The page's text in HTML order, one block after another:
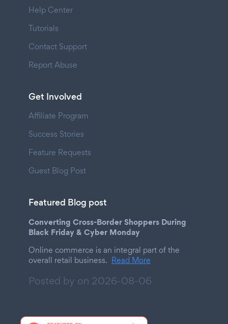
Help Center
Tutorials
Contact Support
Report Abuse
Get Involved
Affiliate Program
Success Stories
Feature Requests
Guest Blog Post
Featured Blog post
Converting Cross-Border Shoppers During
Black Friday & Cyber Monday
Online commerce is an integral part of the
overall retail business. Read More
Posted by on 2026-08-06